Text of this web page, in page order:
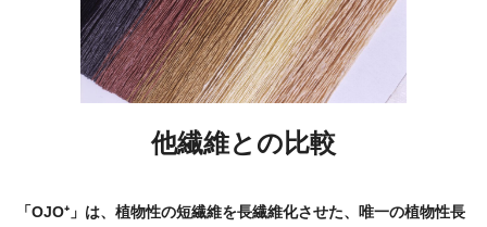
他繊維との比較
「OJO⁺」は、植物性の短繊維を長繊維化させた、唯一の植物性長